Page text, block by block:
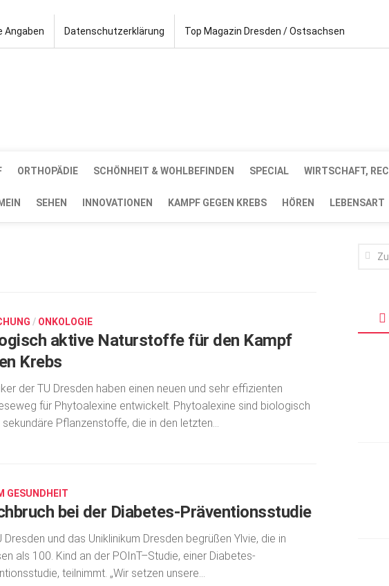
Angaben Datenschutzerklärung Top Magazin Dresden / Ostsachsen
ORTHOPÄDIE SCHÖNHEIT & WOHLBEFINDEN SPECIAL WIRTSCHAFT,
SEHEN INNOVATIONEN KAMPF GEGEN KREBS HÖREN LEBENSART
/ ONKOLOGIE
aktive Naturstoffe für den Kampf
Krebs
der TU Dresden haben einen neuen und sehr effizienten
für Phytoalexine entwickelt. Phytoalexine sind biologisch
Pflanzenstoffe, die in den letzten...
GESUNDHEIT
bei der Diabetes-Präventionsstudie
Dresden und das Uniklinikum Dresden begrüßen Ylvie, die in
als 100. Kind an der POInT–Studie, einer Diabetes-
teilnimmt. „Wir setzen unsere...